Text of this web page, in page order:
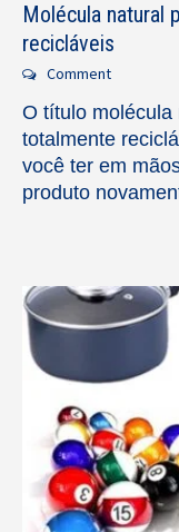
Molécula natural
recicláveis
Comment
O título
totalmente
você ter em
produto